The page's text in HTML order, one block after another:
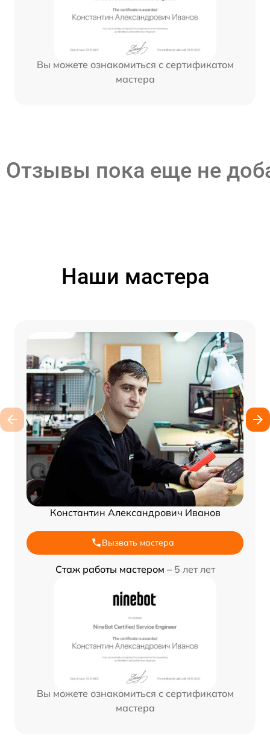
Вы можете ознакомиться с сертификатом
мастера
Отзывы пока еще не
Наши мастера
Константин Александрович Иванов
Вызвать мастера
Стаж работы мастером – 5 лет лет
Вы можете ознакомиться с сертификатом
мастера